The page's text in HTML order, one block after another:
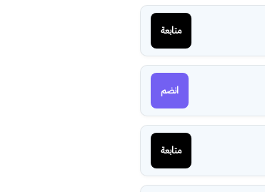
متابعة
انضم
متابعة